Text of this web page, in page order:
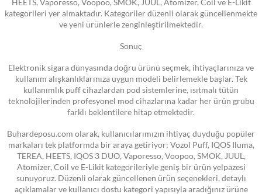
HEETS, Vaporesso, Voopoo, SMOK, JUUL, Atomizer, Coil ve E-Likit
kategorileri yer almaktadır. Kategoriler düzenli olarak güncellenmekte
ve yeni ürünlerle zenginleştirilmektedir.
Sonuç
Elektronik sigara dünyasında doğru ürünü seçmek, ihtiyaçlarınıza ve
kullanım alışkanlıklarınıza uygun modeli belirlemekle başlar. Tek
kullanımlık puff cihazlardan pod sistemlerine, ısıtmalı tütün
teknolojilerinden profesyonel mod cihazlarına kadar her ürün grubu
farklı beklentilere hitap etmektedir.
Buhardeposu.com olarak, kullanıcılarımızın ihtiyaç duyduğu popüler
markaları tek platformda bir araya getiriyor; Vozol Puff, IQOS Iluma,
TEREA, HEETS, IQOS 3 DUO, Vaporesso, Voopoo, SMOK, JUUL,
Atomizer, Coil ve E-Likit kategorileriyle geniş bir ürün yelpazesi
sunuyoruz. Düzenli olarak güncellenen ürün seçenekleri, detaylı
açıklamalar ve kullanıcı dostu kategori yapısıyla aradığınız ürüne